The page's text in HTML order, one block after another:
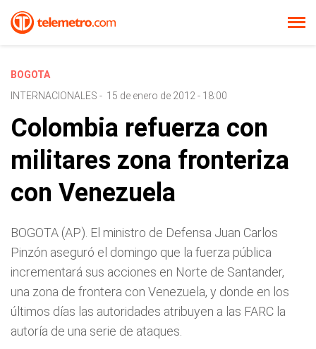
BOGOTA
INTERNACIONALES - 15 de enero de 2012 - 18:00
Colombia refuerza con
militares zona fronteriza
con Venezuela
BOGOTA (AP). El ministro de Defensa Juan Carlos
Pinzón aseguró el domingo que la fuerza pública
incrementará sus acciones en Norte de Santander,
una zona de frontera con Venezuela, y donde en los
últimos días las autoridades atribuyen a las FARC la
autoría de una serie de ataques.